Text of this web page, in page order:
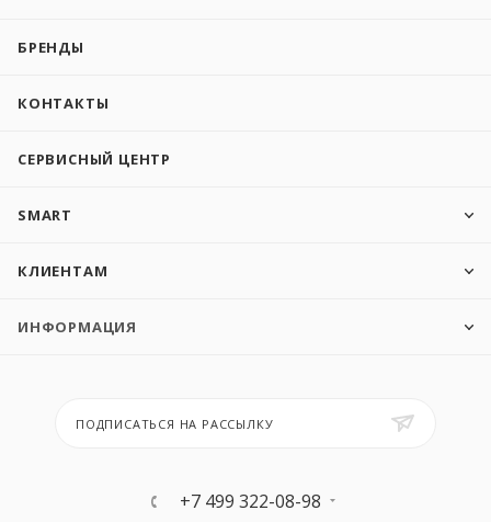
БРЕНДЫ
КОНТАКТЫ
СЕРВИСНЫЙ ЦЕНТР
SMART
КЛИЕНТАМ
ИНФОРМАЦИЯ
ПОДПИСАТЬСЯ НА РАССЫЛКУ
+7 499 322-08-98